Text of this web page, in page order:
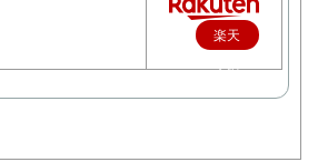
楽天
で購
入